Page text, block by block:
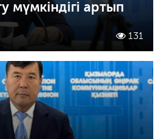
мүмкіндігі артып
131